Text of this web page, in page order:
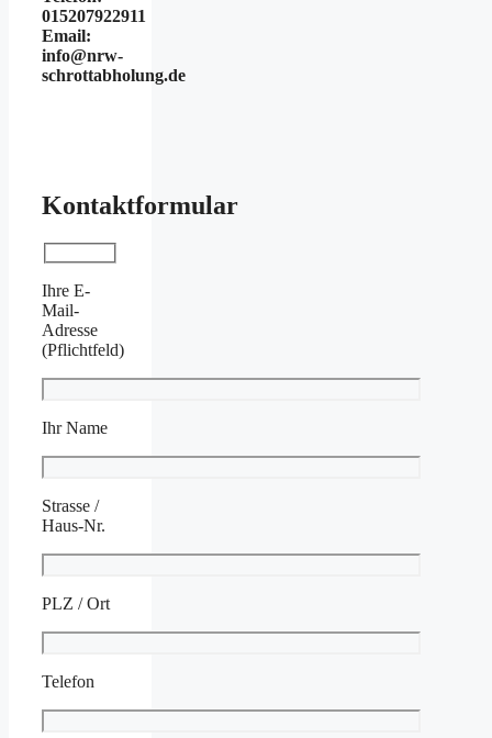
015207922911
Email:
info@nrw-
schrottabholung.de
Kontaktformular
Ihre E-
Mail-
Adresse
(Pflichtfeld)
Ihr Name
Strasse /
Haus-Nr.
PLZ / Ort
Telefon